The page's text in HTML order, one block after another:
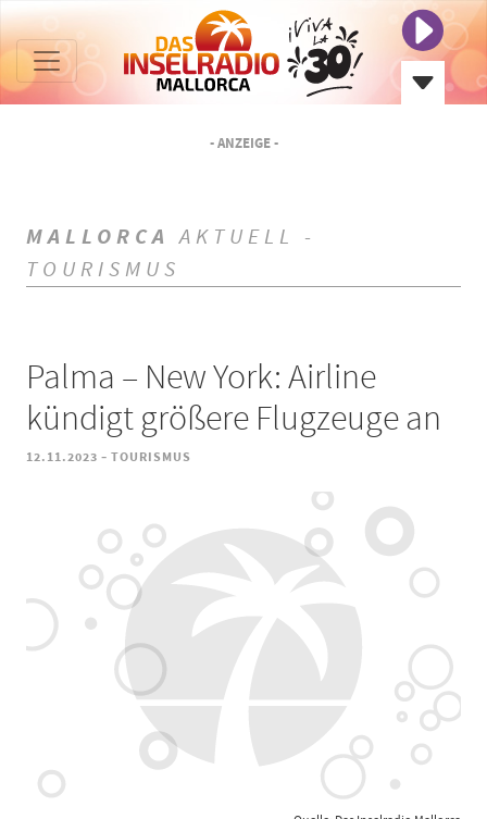
- ANZEIGE -
MALLORCA AKTUELL -
TOURISMUS
Palma – New York: Airline
kündigt größere Flugzeuge an
12.11.2023 - TOURISMUS